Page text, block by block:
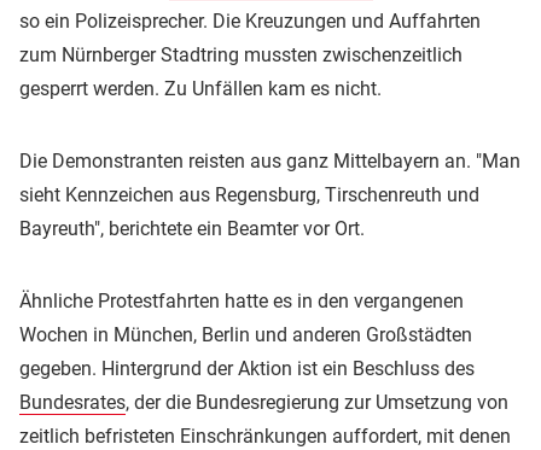
so ein Polizeisprecher. Die Kreuzungen und Auffahrten
zum Nürnberger Stadtring mussten zwischenzeitlich
gesperrt werden. Zu Unfällen kam es nicht.
Die Demonstranten reisten aus ganz Mittelbayern an. "Man
sieht Kennzeichen aus Regensburg, Tirschenreuth und
Bayreuth", berichtete ein Beamter vor Ort.
Ähnliche Protestfahrten hatte es in den vergangenen
Wochen in München, Berlin und anderen Großstädten
gegeben. Hintergrund der Aktion ist ein Beschluss des
Bundesrates, der die Bundesregierung zur Umsetzung von
zeitlich befristeten Einschränkungen auffordert, mit denen